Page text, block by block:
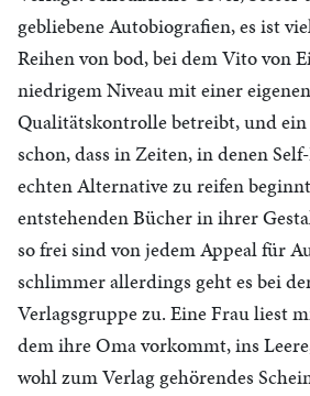
gebliebene Autobiografien, es ist
Reihen von bod, bei dem Vito von
niedrigem Niveau mit einer
Qualitätskontrolle betreibt, und
schon, dass in Zeiten, in denen
echten Alternative zu reifen
entstehenden Bücher in ihrer
so frei sind von jedem Appeal für
schlimmer allerdings geht es bei
Verlagsgruppe zu. Eine Frau liest
dem ihre Oma vorkommt, ins
wohl zum Verlag gehörendes